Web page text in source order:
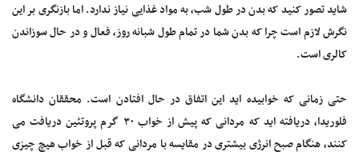
شاید تصور کنید که بدن در طول شب، به مواد غذایی نیاز ندارد. اما بازنگری بر این
نگرش لازم است چرا که بدن شما در تمام طول شبانه روز، فعال و در حال سوزاندن
کالری است.
حتی زمانی که خوابیده اید این اتفاق در حال افتادن است. محققان دانشگاه
فلوریدا، دریافته اید که مردانی که پیش از خواب ۳۰ گرم پروتئین دریافت می
کنند، هنگام صبح انرژی بیشتری در مقایسه با مردانی که قبل از خواب هیچ چیزی